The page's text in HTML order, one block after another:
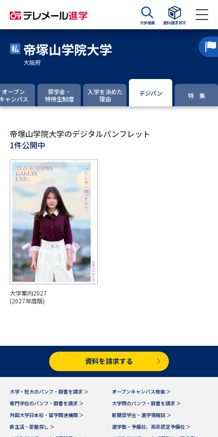
大学検索 資料請求BOX
資料請求
大学・短大の資料種類から請求
総合型選抜・学校推薦型選抜 募
集要項＆願書
大学入学共通テスト利用選抜の
過去問題集
大学・短大以外の資料から請求
専門学校の資料請求
留学・進学関連、塾・予備校
大学入学共通テスト「受験上の
配慮案内」の請求
幼稚園教員資格認定試験
大学研究 大学検索
大学で学べる内容や特徴を調べる
新増設大学・学部・学科特集
国際・グローバルに強い大学特
集
帝塚山学院大学
大阪府
オープン
ャンパス
奨学金・
特待生制度
入学を決めた
理由
デジパン 特 集
帝塚山学院大学のデジタルパンフレット
1件公開中
大学案内2027
(2027年度版)
資料を請求する
大学・短大のパンフ・願書を請求 ＞
オープンキャンパス検索 ＞
専門学校のパンフ・願書を請求 ＞
大学院のパンフ・願書を請求 ＞
外国大学日本校・留学関連機関 ＞
新聞奨学会・進学情報誌 ＞
新生活・部屋探し ＞
進学塾・予備校、高卒認定予備校 ＞